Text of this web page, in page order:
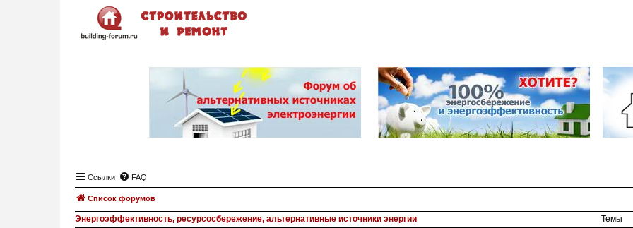
Ссылки FAQ
Список форумов
Энергоэффективность, ресурсосбережение, альтернативные источники энергии Темы